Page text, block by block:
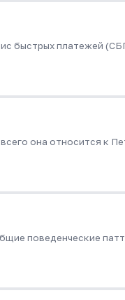
быстрых платежей
она относится к
поведенческие